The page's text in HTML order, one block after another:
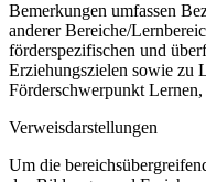
Bemerkungen umfassen
anderer Bereiche/
förderspezifischen und
Erziehungszielen sowie zu
Förderschwerpunkt
Verweisdarstellungen
Um die